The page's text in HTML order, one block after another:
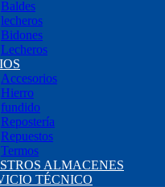
Baldes
lecheros
Bidones
Lecheros
Accesorios
Hierro
fundido
Repostería
Repuestos
Termos
ALMACENES
TÉCNICO